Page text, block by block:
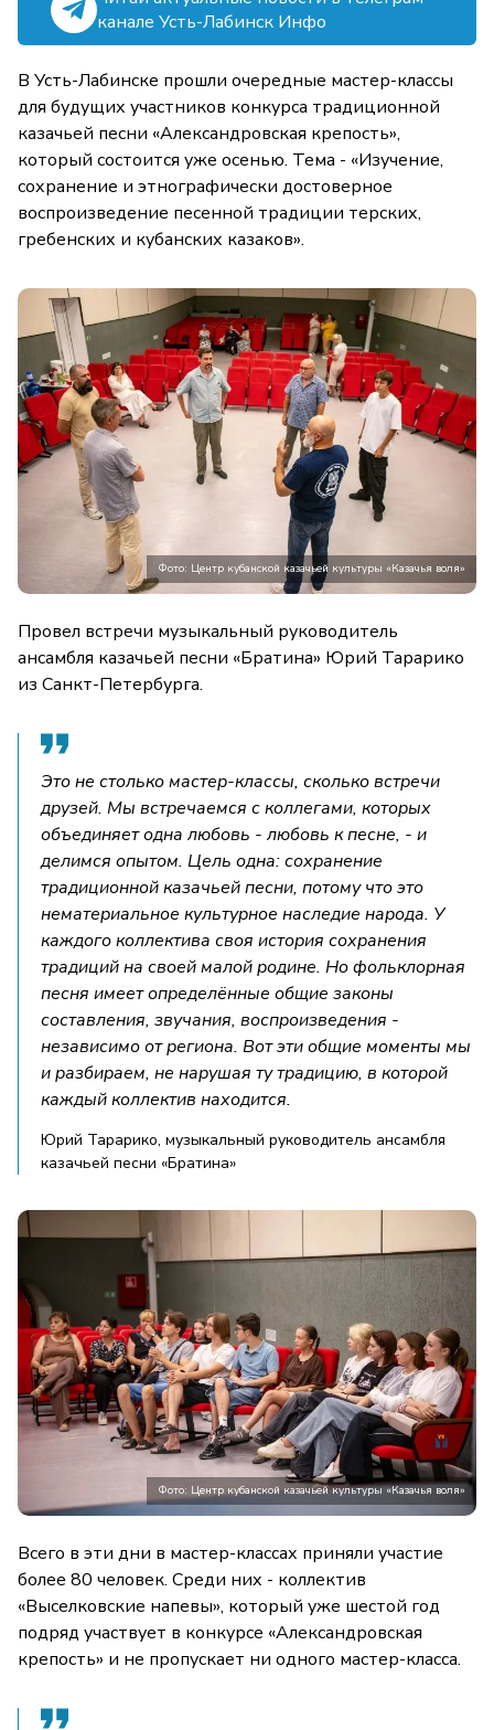
канале Усть-Лабинск Инфо
В Усть-Лабинске прошли очередные мастер-классы
для будущих участников конкурса традиционной
казачьей песни «Александровская крепость»,
который состоится уже осенью. Тема - «Изучение,
сохранение и этнографически достоверное
воспроизведение песенной традиции терских,
гребенских и кубанских казаков».
Фото: Центр кубанской казачьей культуры «Казачья воля»
Провел встречи музыкальный руководитель
ансамбля казачьей песни «Братина» Юрий Тарарико
из Санкт-Петербурга.
Это не столько мастер-классы, сколько встречи
друзей. Мы встречаемся с коллегами, которых
объединяет одна любовь - любовь к песне, - и
делимся опытом. Цель одна: сохранение
традиционной казачьей песни, потому что это
нематериальное культурное наследие народа. У
каждого коллектива своя история сохранения
традиций на своей малой родине. Но фольклорная
песня имеет определённые общие законы
составления, звучания, воспроизведения -
независимо от региона. Вот эти общие моменты мы
и разбираем, не нарушая ту традицию, в которой
каждый коллектив находится.
Юрий Тарарико, музыкальный руководитель ансамбля
казачьей песни «Братина»
Фото: Центр кубанской казачьей культуры «Казачья воля»
Всего в эти дни в мастер-классах приняли участие
более 80 человек. Среди них - коллектив
«Выселковские напевы», который уже шестой год
подряд участвует в конкурсе «Александровская
крепость» и не пропускает ни одного мастер-класса.